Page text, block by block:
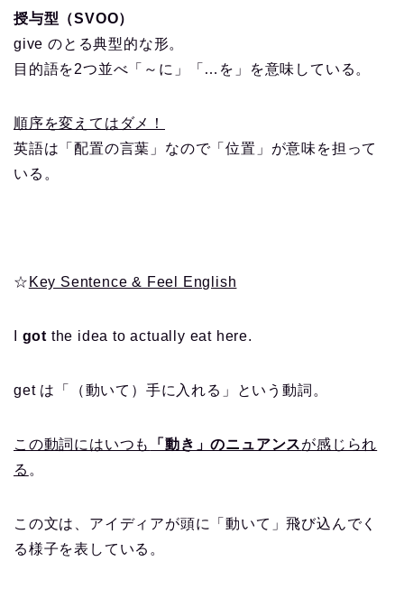
授与型（SVOO）
give のとる典型的な形。
目的語を2つ並べ「～に」「…を」を意味している。
順序を変えてはダメ！
英語は「配置の言葉」なので「位置」が意味を担って
いる。
☆ Key Sentence & Feel English
got the idea to actually eat here.
get は「（動いて）手に入れる」という動詞。
この動詞にはいつも 「動き」のニュアンスが感じられ
る 。
この文は、アイディアが頭に「動いて」飛び込んでく
る様子を表している。